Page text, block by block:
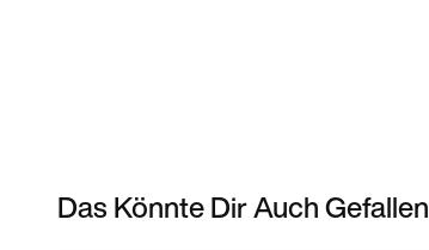
Das Könnte Dir Auch Gefallen